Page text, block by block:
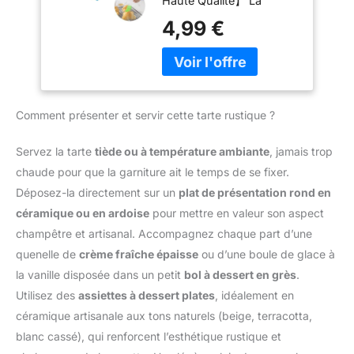
446°F (230°C) sans
fondre, se déformer ou se
dégrader. Idéals pour le
grilling, la baking, la
roasting ou le sautéing,
pinceau patisserie
conservent leur qualité et
garantissent sécurité et
tâches culinaires Precision
Control for Healthier
Cooking: Notre pinceau
cuisine assure une
répartition uniforme de
l'huile avec un minimum
d'utilisation. Ce pinceau
cuisine silicone vous
permet de contrôler l'huile
et savoureux. Dites adieu
aux plats gras et adoptez
Barbecue, Gâteaux,
Cuisson, Baking
Cooking,
Badigeonner Huile
fabriquée en silicone de
qualité alimentaire de
haute qualité, la tête en
chaleur et antiadhésive,
elle est respectueuse de
l'environnement. vous
pouvez l'utiliser avec
confidence.
【Durabilité】 La
conception intégrée de
notre brosse de cuisine
de cheveux ou le demi-
tour, résistante à la
chaleur et antiadhésive. Il
absorbe la graisse et ne
4,99 €
Comment présenter et servir cette tarte rustique ?
Servez la tarte tiède ou à température ambiante , jamais trop
chaude pour que la garniture ait le temps de se fixer.
Déposez-la directement sur un plat de présentation rond en
céramique ou en ardoise pour mettre en valeur son aspect
champêtre et artisanal. Accompagnez chaque part d’une
quenelle de crème fraîche épaisse ou d’une boule de glace à
la vanille disposée dans un petit bol à dessert en grès.
Utilisez des assiettes à dessert plates , idéalement en
céramique artisanale aux tons naturels (beige, terracotta,
blanc cassé), qui renforcent l’esthétique rustique et